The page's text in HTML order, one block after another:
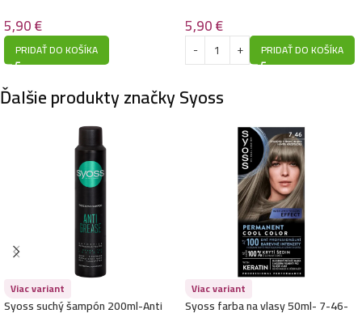
5,99€
Syoss farba na vlasy 50ml- 4-8- Čokoládovo hnedá
Syoss farba na vlasy 50ml- 5-8- Orieškovo hnedá
5,99
hnedá
5,90€
PRIDAŤ DO KOŠÍKA
5,90€
PRIDAŤ DO KOŠÍKA
Ďalšie produkty značky Syoss
Viac variant
Syoss suchý šampón 200ml-Anti
Viac variant
Syoss farba na vlasy 50ml- 7-46-